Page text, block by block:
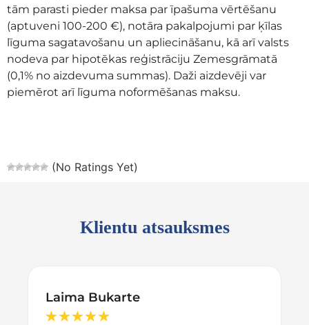
tām parasti pieder maksa par īpašuma vērtēšanu
(aptuveni 100-200 €), notāra pakalpojumi par ķīlas
līguma sagatavošanu un apliecināšanu, kā arī valsts
nodeva par hipotēkas reģistrāciju Zemesgrāmatā
(0,1% no aizdevuma summas). Daži aizdevēji var
piemērot arī līguma noformēšanas maksu.
(No Ratings Yet)
Klientu atsauksmes
Laima Bukarte
★★★★★